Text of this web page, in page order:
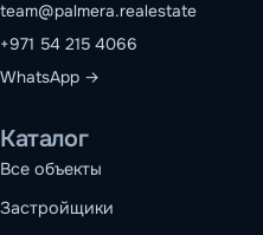
team@palmera.realestate
+971 54 215 4066
WhatsApp →
Каталог
Все объекты
Застройщики